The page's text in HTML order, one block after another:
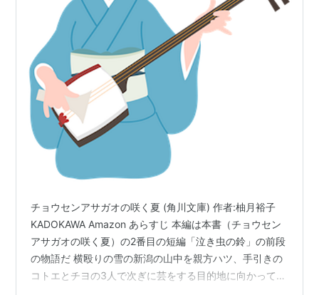
チョウセンアサガオの咲く夏 (角川文庫) 作者:柚月裕子
KADOKAWA Amazon あらすじ 本編は本書（チョウセン
アサガオの咲く夏）の2番目の短編「泣き虫の鈴」の前段
の物語だ 横殴りの雪の新潟の山中を親方ハツ、手引きの
コトエとチヨの3人で次ぎに芸をする目的地に向かって歩